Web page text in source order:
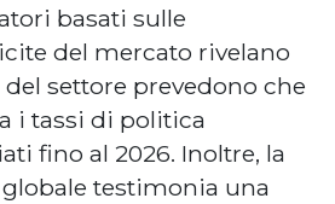
basati sulle
del mercato rivelano
settore prevedono che
i tassi di politica
fino al 2026. Inoltre, la
testimonia una